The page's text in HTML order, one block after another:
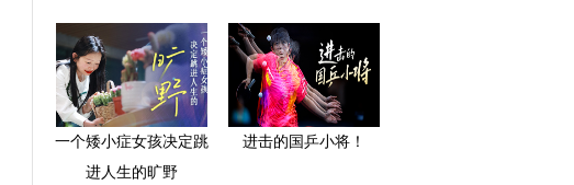
一个矮小症女孩决定跳
进人生的旷野
进击的国乒小将！